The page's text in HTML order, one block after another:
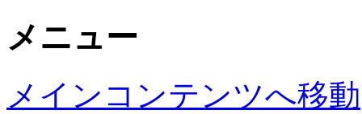
メニュー
メインコンテンツへ移動